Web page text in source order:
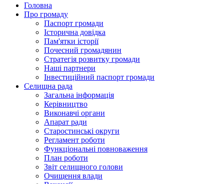
Головна
Про громаду
Паспорт громади
Історична довідка
Пам'ятки історії
Почесний громадянин
Стратегія розвитку громади
Наші партнери
Інвестиційний паспорт громади
Селищна рада
Загальна інформація
Керівництво
Виконавчі органи
Апарат ради
Старостинські округи
Регламент роботи
Функціональні повноваження
План роботи
Звіт селищного голови
Очищення влади